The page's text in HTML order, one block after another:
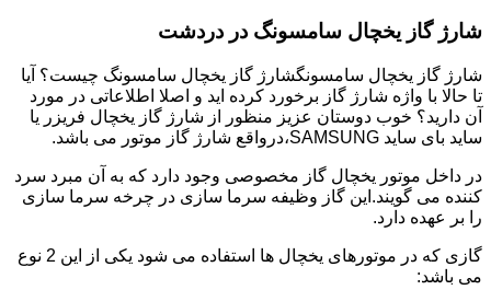
شارژ گاز یخچال سامسونگ در دردشت
شارژ گاز یخچال سامسونگشارژ گاز یخچال سامسونگ چیست؟ آیا
تا حالا با واژه شارژ گاز برخورد کرده اید و اصلا اطلاعاتی در مورد
آن دارید؟ خوب دوستان عزیز منظور از شارژ گاز یخچال فریزر یا
ساید بای ساید SAMSUNG،درواقع شارژ گاز موتور می باشد.
در داخل موتور یخچال گاز مخصوصی وجود دارد که به آن مبرد سرد
کننده می گویند.این گاز وظیفه سرما سازی در چرخه سرما سازی
را بر عهده دارد.
گازی که در موتورهای یخچال ها استفاده می شود یکی از این 2 نوع
می باشد: